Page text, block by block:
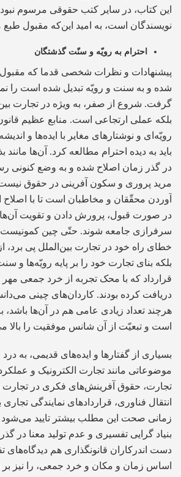
این کتاب، در سایر کتب حقوقی مرسوم
نویسندگان است، به امید این‌که مقبول
احترام به رویّه و سنّت گذشتگان
پیشنهادات و نظرات شخصی قدما که
شده و به سنت و رویّه تبدیل شده است را
گرفت. شروع از صفر، به ویژه در تجارت
بلکه عملی ارتجاعی است. منابع عظیم
رویّه‌ای و نوشتارهای مغایر با ایده‌ها و
باید به دیده احترام مطالعه کرد. آن‌ها مانند
در گذر زمان اصلاح شده و به وضع کنونی
مرید پروری و سکون آفرینی در حقوق نیست
آوردن محقّقان و مخاطبان است تا با اصلاح
در صورت قبول، پرورش دادن و تقویت
سرفرازی جامعه شوند. حتّی چین کمونیست،
خطای راه خود در تجارت بین‌الملل پی برد،
بلکه بنای تجارت خود را بر پایه رویّه‌ها و
قرارداد که با محک تجربه از خرد جمعی
دریافت کرده بودند. کاردان‌های چینی
هرچند تعداد زیادی عامی هم در آن‌ها باشد،
است و تبعیّت از آن شانس موفقیت را بالا
بسیاری از گفتارها و ایده‌های قدیمی، به
موضوعاتی مانند تجارت الکترونیک و
تجارت، حقوق آفرینش‌های فکری در تجارت
انتقال فناوری، قراردادهای نمایندگی
زمانی صحت این مطلب بیشتر تایید می‌شود
بنیاد گرایی تفسیری و عدم تولید معنا در
دست اندرکاران قانونگذاری هم دیدگاه‌های
اساس زمان و مکان و خرد جمعی، را نیز بر